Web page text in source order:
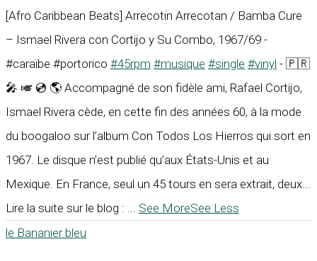
[Afro Caribbean Beats] Arrecotin Arrecotan / Bamba Cure
– Ismael Rivera con Cortijo y Su Combo, 1967/69 -
#caraïbe #portorico #45rpm #musique #single #vinyl - 🇵🇷
🎤 🎺 💿 🌎 Accompagné de son fidèle ami, Rafael Cortijo,
Ismael Rivera cède, en cette fin des années 60, à la mode
du boogaloo sur l’album Con Todos Los Hierros qui sort en
1967. Le disque n’est publié qu’aux États-Unis et au
Mexique. En France, seul un 45 tours en sera extrait, deux...
Lire la suite sur le blog : ... See MoreSee Less
le Bananier bleu